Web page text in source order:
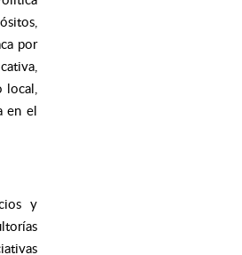
por
local,
en el
y